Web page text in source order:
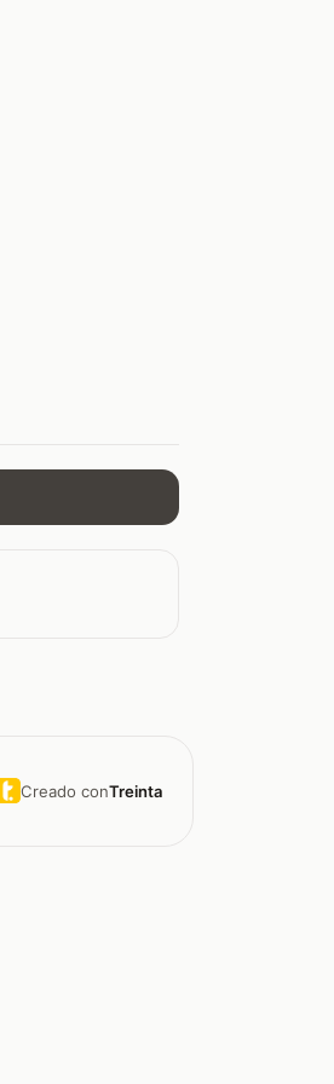
Creado conTreinta